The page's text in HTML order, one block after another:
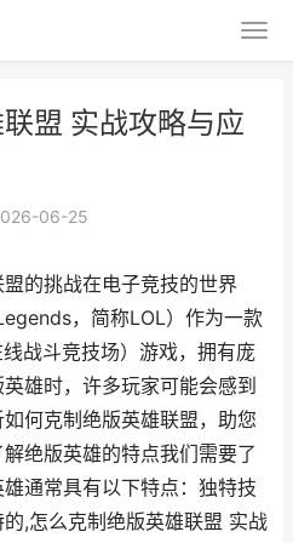
盟 实战攻略与应
06-25
的挑战在电子竞技的世界
，简称LOL）作为一款
战斗竞技场）游戏，拥有庞
雄时，许多玩家可能会感到
何克制绝版英雄联盟，助您
绝版英雄的特点我们需要了
通常具有以下特点：独特技
,怎么克制绝版英雄联盟 实战